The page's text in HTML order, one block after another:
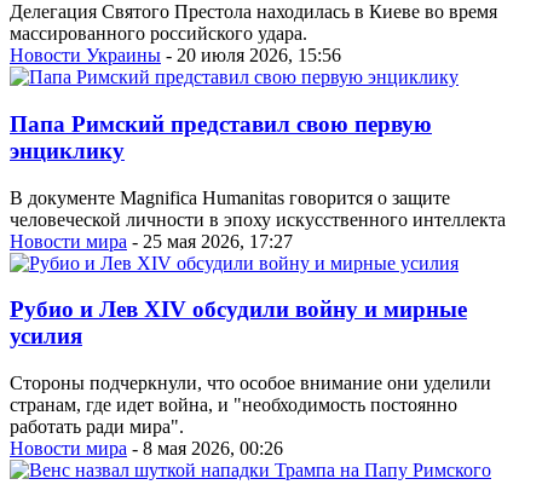
Делегация Святого Престола находилась в Киеве во время
массированного российского удара.
Новости Украины - 20 июля 2026, 15:56
Папа Римский представил свою первую
энциклику
В документе Magnifica Humanitas говорится о защите
человеческой личности в эпоху искусственного интеллекта
Новости мира - 25 мая 2026, 17:27
Рубио и Лев XIV обсудили войну и мирные
усилия
Стороны подчеркнули, что особое внимание они уделили
странам, где идет война, и "необходимость постоянно
работать ради мира".
Новости мира - 8 мая 2026, 00:26